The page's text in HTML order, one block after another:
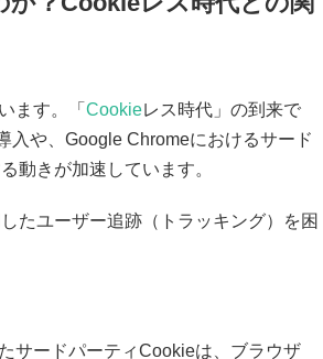
ます。「Cookieレス時代」の到来で
入や、Google Chromeにおけるサード
動きが加速しています。
たユーザー追跡（トラッキング）を困
サードパーティCookieは、ブラウザ